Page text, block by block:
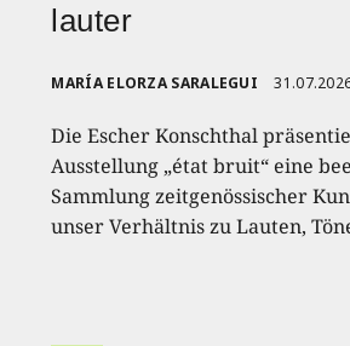
lauter
MARÍA ELORZA SARALEGUI
Die Escher Konschthal
Ausstellung „état bruit“ eine
Sammlung zeitgenössischer
unser Verhältnis zu Lauten,